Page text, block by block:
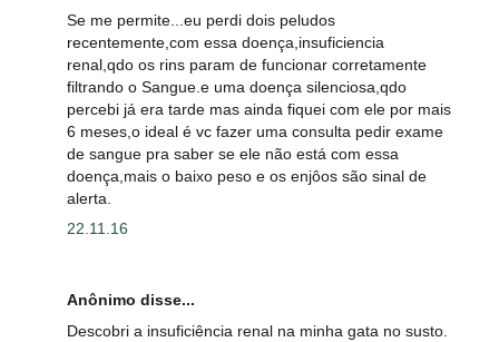
Se me permite...eu perdi dois peludos
recentemente,com essa doença,insuficiencia
renal,qdo os rins param de funcionar corretamente
filtrando o Sangue.e uma doença silenciosa,qdo
percebi já era tarde mas ainda fiquei com ele por mais
6 meses,o ideal é vc fazer uma consulta pedir exame
de sangue pra saber se ele não está com essa
doença,mais o baixo peso e os enjôos são sinal de
alerta.
22.11.16
Anônimo disse...
Descobri a insuficiência renal na minha gata no susto.